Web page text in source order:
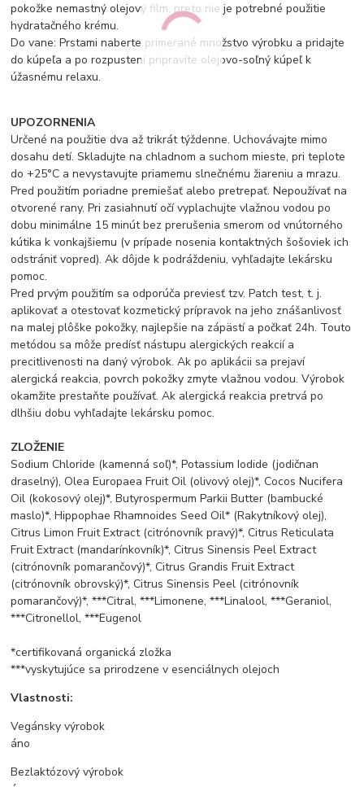
pokožke nemastný olejový film, preto nie je potrebné použitie
hydratačného krému.
Do vane: Prstami naberte primerané množstvo výrobku a pridajte
do kúpeľa a po rozpustení pripravíte olejovo-soľný kúpeľ k
úžasnému relaxu.
UPOZORNENIA
Určené na použitie dva až trikrát týždenne. Uchovávajte mimo
dosahu detí. Skladujte na chladnom a suchom mieste, pri teplote
do +25°C a nevystavujte priamemu slnečnému žiareniu a mrazu.
Pred použitím poriadne premiešať alebo pretrepať. Nepoužívať na
otvorené rany. Pri zasiahnutí očí vyplachujte vlažnou vodou po
dobu minimálne 15 minút bez prerušenia smerom od vnútorného
kútika k vonkajšiemu (v prípade nosenia kontaktných šošoviek ich
odstrániť vopred). Ak dôjde k podráždeniu, vyhľadajte lekársku
pomoc.
Pred prvým použitím sa odporúča previesť tzv. Patch test, t. j.
aplikovať a otestovať kozmetický prípravok na jeho znášanlivosť
na malej plôške pokožky, najlepšie na zápästí a počkať 24h. Touto
metódou sa môže predísť nástupu alergických reakcií a
precitlivenosti na daný výrobok. Ak po aplikácii sa prejaví
alergická reakcia, povrch pokožky zmyte vlažnou vodou. Výrobok
okamžite prestaňte používať. Ak alergická reakcia pretrvá po
dlhšiu dobu vyhľadajte lekársku pomoc.
ZLOŽENIE
Sodium Chloride (kamenná soľ)*, Potassium Iodide (jodičnan
draselný), Olea Europaea Fruit Oil (olivový olej)*, Cocos Nucifera
Oil (kokosový olej)*, Butyrospermum Parkii Butter (bambucké
maslo)*, Hippophae Rhamnoides Seed Oil* (Rakytníkový olej),
Citrus Limon Fruit Extract (citrónovník pravý)*, Citrus Reticulata
Fruit Extract (mandarínkovník)*, Citrus Sinensis Peel Extract
(citrónovník pomarančový)*, Citrus Grandis Fruit Extract
(citrónovník obrovský)*, Citrus Sinensis Peel (citrónovník
pomarančový)*, ***Citral, ***Limonene, ***Linalool, ***Geraniol,
***Citronellol, ***Eugenol
*certifikovaná organická zložka
***vyskytujúce sa prirodzene v esenciálnych olejoch
Vlastnosti:
Vegánsky výrobok
áno
Bezlaktózový výrobok